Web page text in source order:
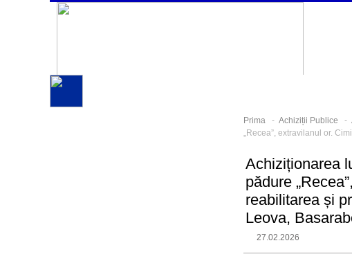
Prima - Achiziții Publice -
„Recea”, extravilanul or.
Achiziționarea
pădure
reabilitarea și
Leova,
27.02.2026